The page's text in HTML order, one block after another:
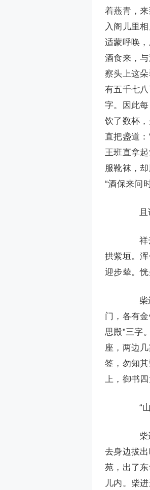
着燕青，
入阁儿里
适蒙呼唤
酒食来，
察头上这
有五千七
字。因此
饮了数杯
直把盏道
王班直拿
服靴袜，
“酒保来问
且说
祥云
拱紫垣。
迎步辇。
柴进
门，各有
思殿”三字
座，两边
签，勿知
上，御书
“山
柴进
去身边拔
苑，出了
儿内。柴